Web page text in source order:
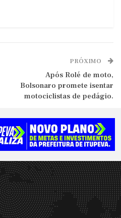
PRÓXIMO
Após Rolé de moto,
Bolsonaro promete isentar
motociclistas de pedágio.